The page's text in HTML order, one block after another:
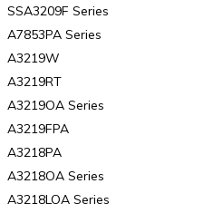
SSA3209F Series
A7853PA Series
A3219W
A3219RT
A3219OA Series
A3219FPA
A3218PA
A3218OA Series
A3218LOA Series